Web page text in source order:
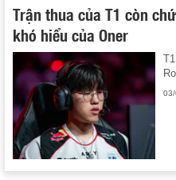
Trận thua của T1 còn
khó hiểu của Oner